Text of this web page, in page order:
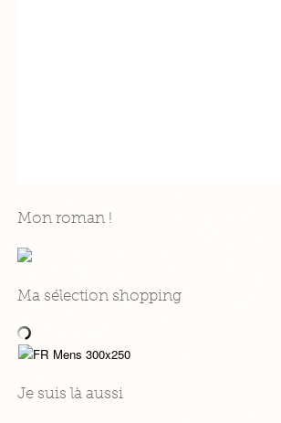
Mon roman !
Ma sélection shopping
Je suis là aussi